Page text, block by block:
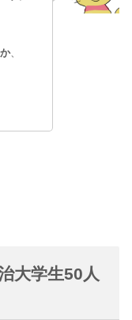
大学生50人